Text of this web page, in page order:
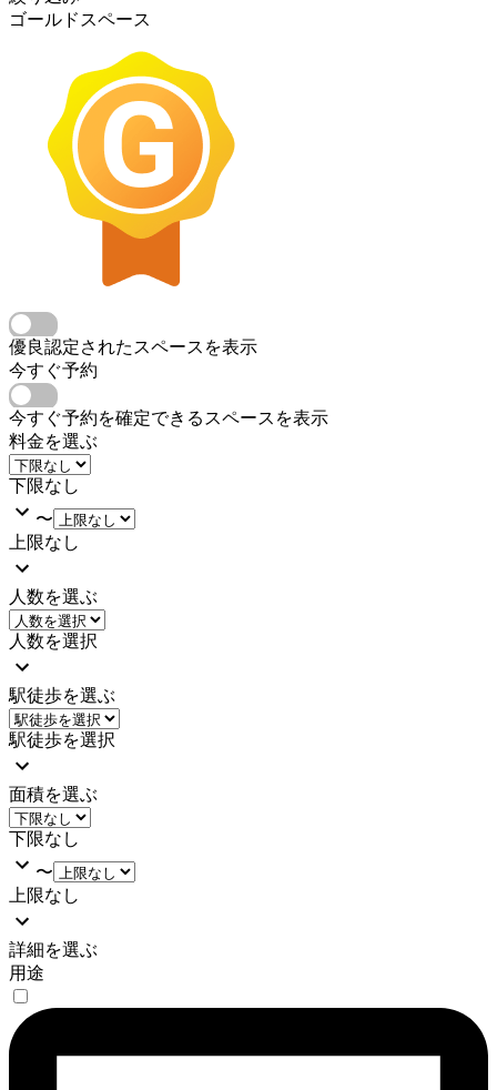
ゴールドスペース
優良認定されたスペースを表示
今すぐ予約
今すぐ予約を確定できるスペースを表示
料金を選ぶ
下限なし
〜
上限なし
人数を選ぶ
人数を選択
駅徒歩を選ぶ
駅徒歩を選択
面積を選ぶ
下限なし
〜
上限なし
詳細を選ぶ
用途